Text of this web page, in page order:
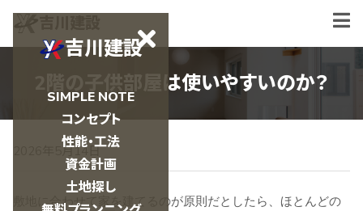
吉川建設
SIMPLE NOTE
コンセプト
性能・工法
資金計画
土地探し
2階の子供部屋は使いやすいのか？
2026年5月14日
敷地に合わせて家を建てるのが原則だとしたら、ほとんどの